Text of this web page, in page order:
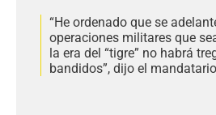
“He ordenado que se
operaciones militares que
la era del “tigre” no habrá
bandidos”, dijo el